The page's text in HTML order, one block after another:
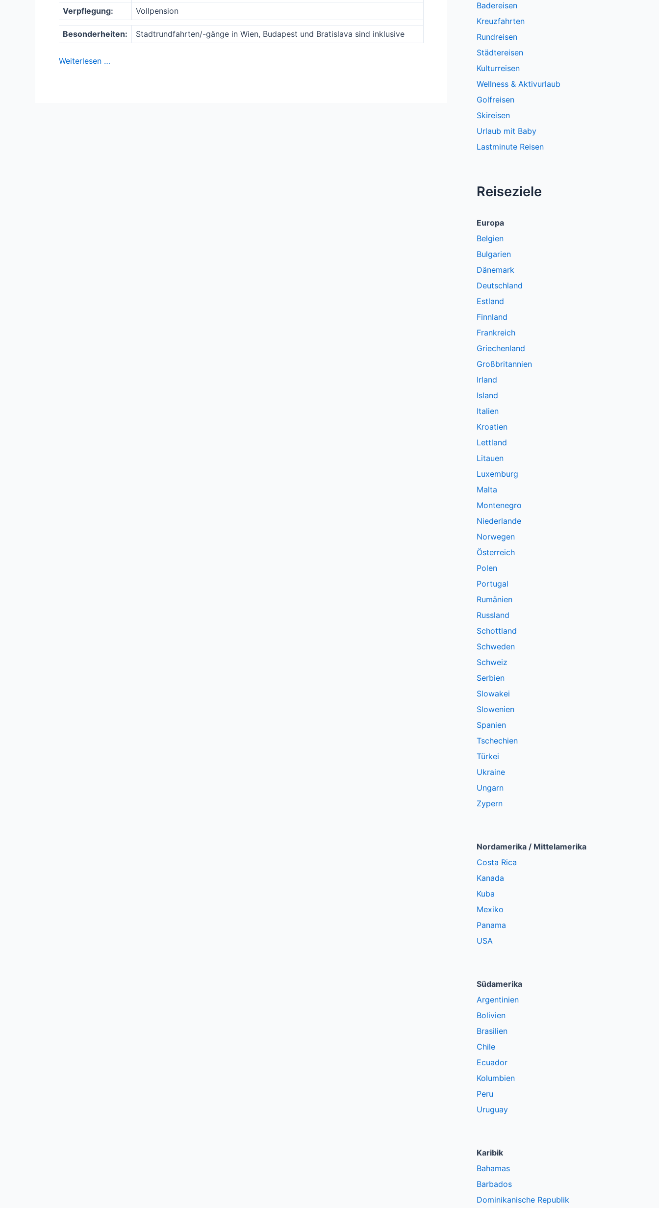
Verpflegung:
Vollpension
Besonderheiten: Stadtrundfahrten/-gänge in Wien, Budapest und Bratislava sind inklusive
Weiterlesen …
Badereisen
Kreuzfahrten
Rundreisen
Städtereisen
Kulturreisen
Wellness & Aktivurlaub
Golfreisen
Skireisen
Urlaub mit Baby
Lastminute Reisen
Reiseziele
Europa
Belgien
Bulgarien
Dänemark
Deutschland
Estland
Finnland
Frankreich
Griechenland
Großbritannien
Irland
Island
Italien
Kroatien
Lettland
Litauen
Luxemburg
Malta
Montenegro
Niederlande
Norwegen
Österreich
Polen
Portugal
Rumänien
Russland
Schottland
Schweden
Schweiz
Serbien
Slowakei
Slowenien
Spanien
Tschechien
Türkei
Ukraine
Ungarn
Zypern
Nordamerika / Mittelamerika
Costa Rica
Kanada
Kuba
Mexiko
Panama
USA
Südamerika
Argentinien
Bolivien
Brasilien
Chile
Ecuador
Kolumbien
Peru
Uruguay
Karibik
Bahamas
Barbados
Dominikanische Republik